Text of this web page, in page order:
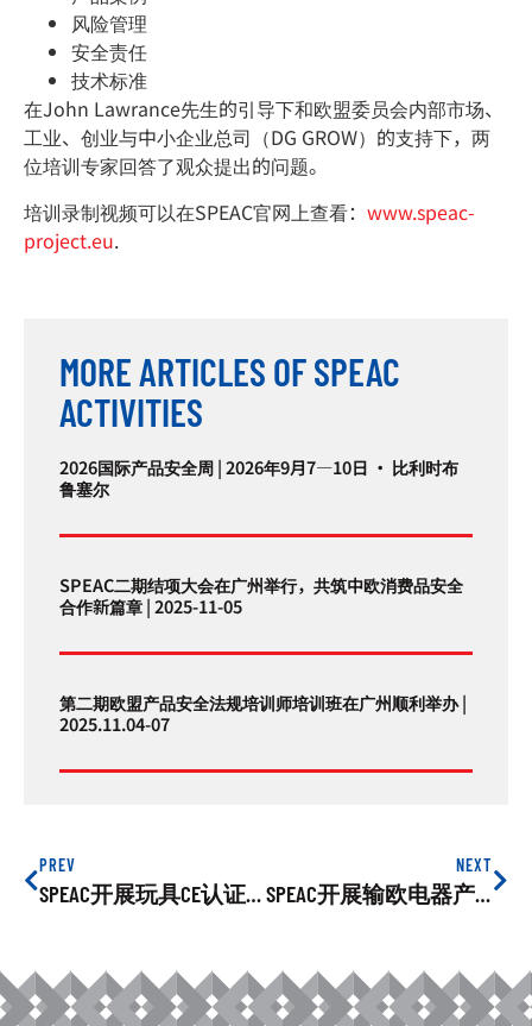
风险管理
安全责任
技术标准
在John Lawrance先生的引导下和欧盟委员会内部市场、
工业、创业与中小企业总司（DG GROW）的支持下，两
位培训专家回答了观众提出的问题。
培训录制视频可以在SPEAC官网上查看： www.speac-
project.eu.
MORE ARTICLES OF SPEAC
ACTIVITIES
2026国际产品安全周 | 2026年9月7—10日 · 比利时布
鲁塞尔
SPEAC二期结项大会在广州举行，共筑中欧消费品安全
合作新篇章 | 2025-11-05
第二期欧盟产品安全法规培训师培训班在广州顺利举办 |
2025.11.04-07
PREV
SPEAC开展玩具CE认证相关培训
NEXT
SPEAC开展输欧电器产品电击风险管理培训